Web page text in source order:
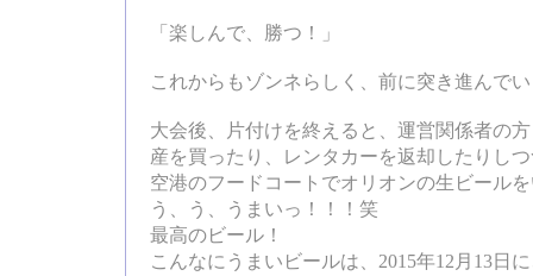
「楽しんで、勝つ！」
これからもゾンネらしく、前に突き進んで
大会後、片付けを終えると、運営関係者の
産を買ったり、レンタカーを返却したりし
空港のフードコートでオリオンの生ビール
う、う、うまいっ！！！笑
最高のビール！
こんなにうまいビールは、2015年12月13日